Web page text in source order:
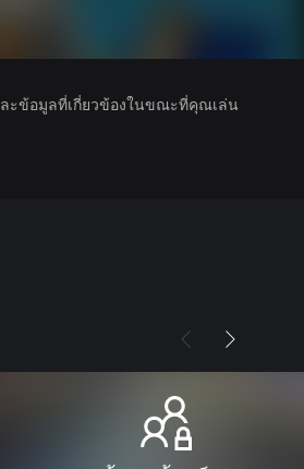
ละข้อมูลที่เกี่ยวข้องในขณะที่คุณเล่น